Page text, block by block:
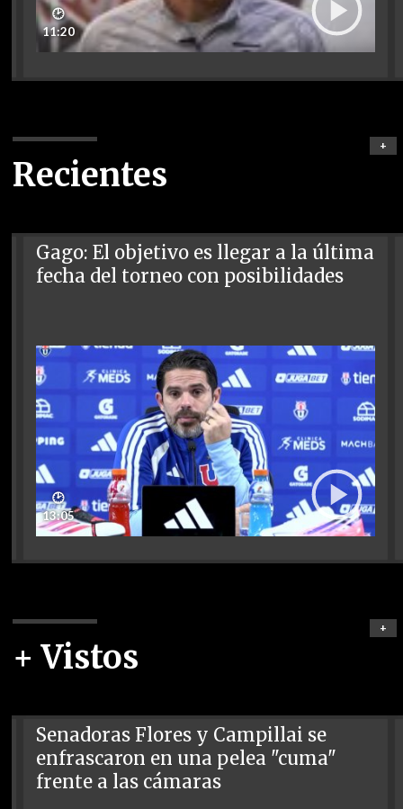
🕑
11:20
Recientes
+
Gago: El objetivo es llegar a la última
fecha del torneo con posibilidades
🕑
13:05
+ Vistos
+
Senadoras Flores y Campillai se
enfrascaron en una pelea "cuma"
frente a las cámaras